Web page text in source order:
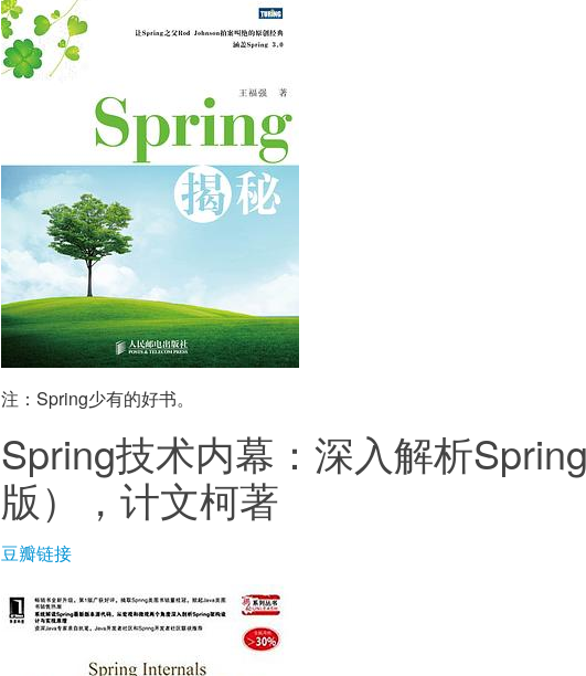
注：Spring少有的好书。
Spring技术内幕：深入解析
版），计文柯著
豆瓣链接